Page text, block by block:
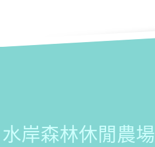
水岸森林休閒農場